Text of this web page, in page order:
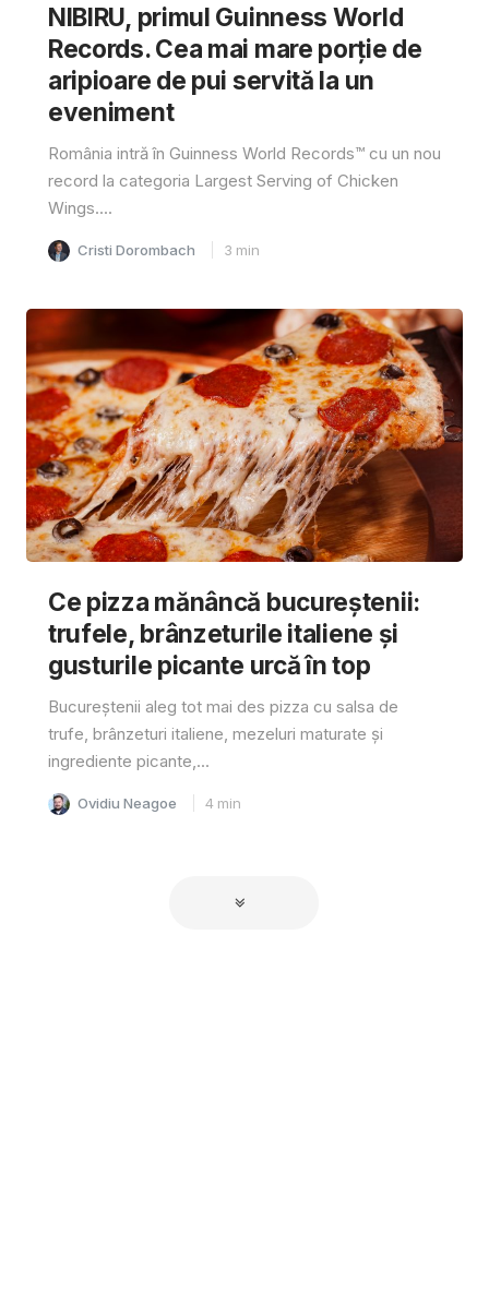
NIBIRU, primul Guinness World
Records. Cea mai mare porție de
aripioare de pui servită la un
eveniment
România intră în Guinness World Records™️ cu un nou
record la categoria Largest Serving of Chicken
Wings....
Cristi Dorombach 3 min
Ce pizza mănâncă bucureștenii:
trufele, brânzeturile italiene și
gusturile picante urcă în top
Bucureștenii aleg tot mai des pizza cu salsa de
trufe, brânzeturi italiene, mezeluri maturate și
ingrediente picante,...
Ovidiu Neagoe 4 min